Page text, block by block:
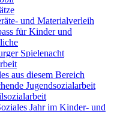
und Materialverleih
für Kinder und
Spielenacht
aus diesem Bereich
Jugendsozialarbeit
Jahr im Kinder- und